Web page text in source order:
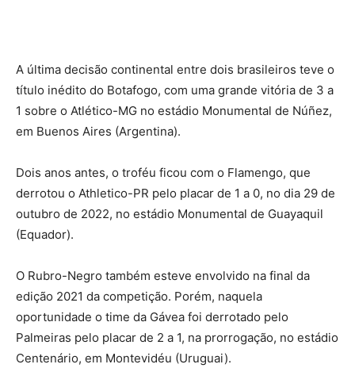
A última decisão continental entre dois brasileiros teve o
título inédito do Botafogo, com uma grande vitória de 3 a
1 sobre o Atlético-MG no estádio Monumental de Núñez,
em Buenos Aires (Argentina).
Dois anos antes, o troféu ficou com o Flamengo, que
derrotou o Athletico-PR pelo placar de 1 a 0, no dia 29 de
outubro de 2022, no estádio Monumental de Guayaquil
(Equador).
O Rubro-Negro também esteve envolvido na final da
edição 2021 da competição. Porém, naquela
oportunidade o time da Gávea foi derrotado pelo
Palmeiras pelo placar de 2 a 1, na prorrogação, no estádio
Centenário, em Montevidéu (Uruguai).